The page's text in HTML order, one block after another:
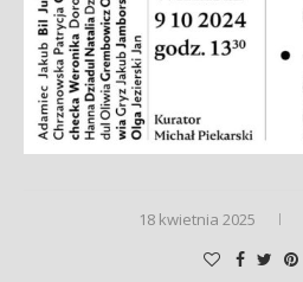
18 kwietnia 2025